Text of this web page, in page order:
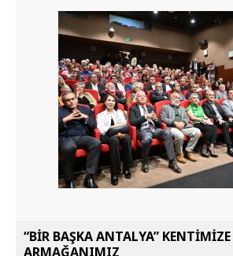
“BİR BAŞKA ANTALYA” KENTİMİZE
ARMAĞANIMIZ